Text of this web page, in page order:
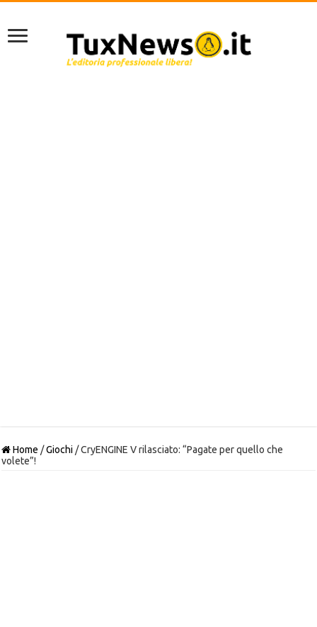
Home /Giochi /CryENGINE V rilasciato: “Pagate per quello che
volete”!